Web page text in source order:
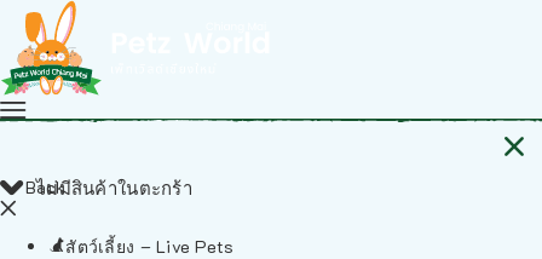
ไม่มีสินค้าในตะกร้า
Back
สัตว์เลี้ยง – Live Pets